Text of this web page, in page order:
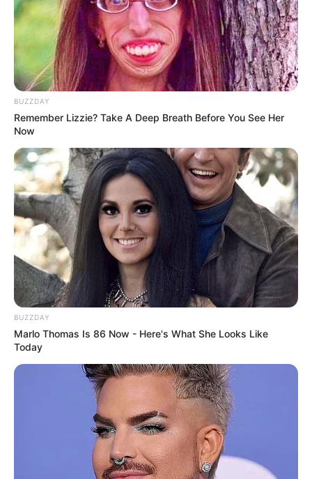
TAGS EGGNOID FILM FILM INDONESIA
BUZZDAY
Remember Lizzie? Take A Deep Breath Before You See Her
Now
BUZZDAY
Marlo Thomas Is 86 Now - Here's What She Looks Like
Today